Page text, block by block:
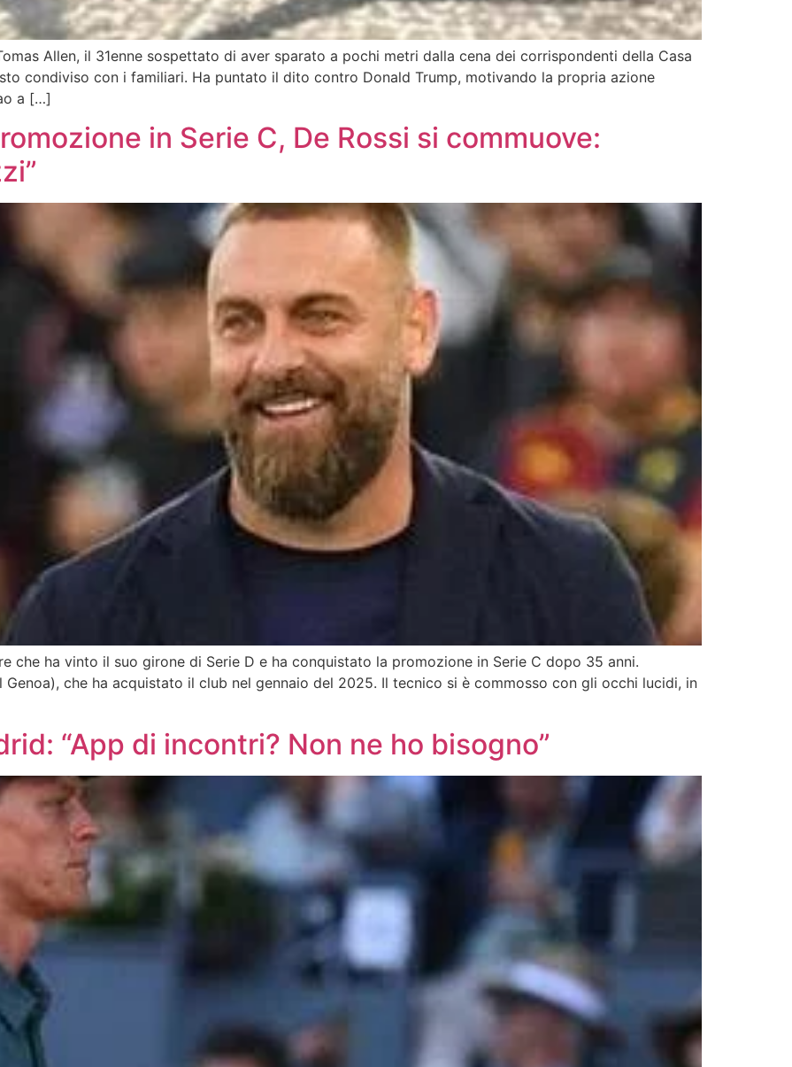
Allen, il 31enne sospettato di aver sparato a pochi metri dalla cena dei corrispondenti della Casa
condiviso con i familiari. Ha puntato il dito contro Donald Trump, motivando la propria azione
a […]
in Serie C, De Rossi si commuove:
che ha vinto il suo girone di Serie D e ha conquistato la promozione in Serie C dopo 35 anni.
Genoa), che ha acquistato il club nel gennaio del 2025. Il tecnico si è commosso con gli occhi lucidi, in
“App di incontri? Non ne ho bisogno”